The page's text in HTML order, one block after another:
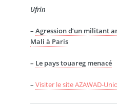
Ufrin
– Agression d’un militant
Mali à Paris
– Le pays touareg menacé
– Visiter le site AZAWAD-